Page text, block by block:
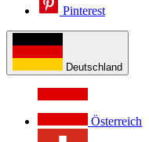
Pinterest
Deutschland
Österreich